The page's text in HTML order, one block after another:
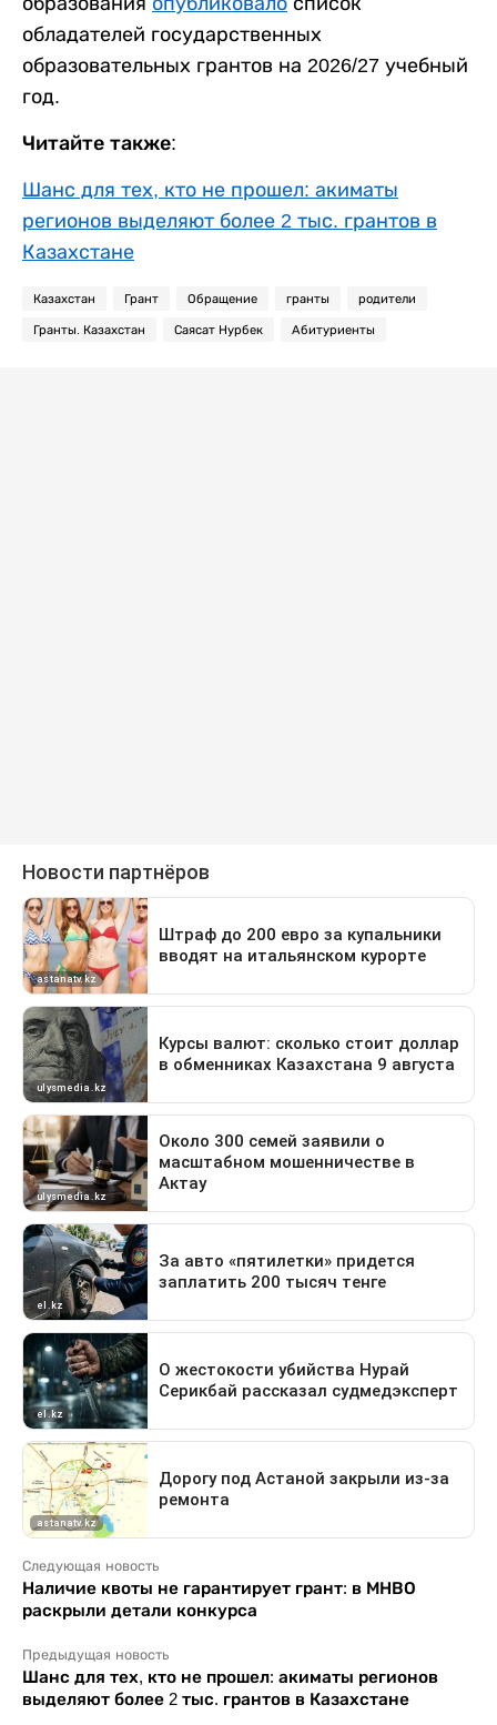
обладателей государственных
образовательных грантов на 2026/27 учебный
год.
Читайте также:
Шанс для тех, кто не прошел: акиматы
регионов выделяют более 2 тыс. грантов в
Казахстане
Казахстан Грант Обращение гранты родители
Гранты. Казахстан Саясат Нурбек Абитуриенты
Следующая новость
Наличие квоты не гарантирует грант: в МНВО
раскрыли детали конкурса
Предыдущая новость
Шанс для тех, кто не прошел: акиматы регионов
выделяют более 2 тыс. грантов в Казахстане